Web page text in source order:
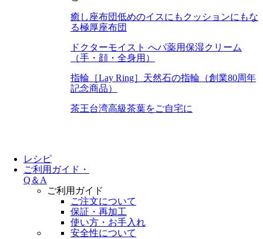
癒し座布団低めのイスにもクッションにもな
る極厚座布団
ドクターモイスト へパ薬用保湿クリーム
（手・顔・全身用）
指輪［Lay Ring］ 天然石の指輪（創業80周年
記念商品）
茶王台湾高級茶葉をご自宅に
レシピ
ご利用ガイド・
Q＆A
ご利用ガイド
ご注文について
保証・再加工
使い方・お手入れ
安全性について